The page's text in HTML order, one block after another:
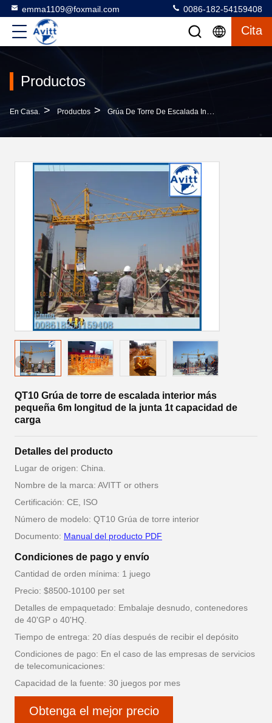
emma1109@foxmail.com 0086-182-54159408
Cita
Productos
En Casa. > Productos > Grúa De Torre De Escalada Interior
QT10 Grúa de torre de escalada interior más
pequeña 6m longitud de la junta 1t capacidad de
carga
Detalles del producto
Lugar de origen: China.
Nombre de la marca: AVITT or others
Certificación: CE, ISO
Número de modelo: QT10 Grúa de torre interior
Documento: Manual del producto PDF
Condiciones de pago y envío
Cantidad de orden mínima: 1 juego
Precio: $8500-10100 per set
Detalles de empaquetado: Embalaje desnudo, contenedores
de 40'GP o 40'HQ.
Tiempo de entrega: 20 días después de recibir el depósito
Condiciones de pago: En el caso de las empresas de servicios
de telecomunicaciones:
Capacidad de la fuente: 30 juegos por mes
Obtenga el mejor precio